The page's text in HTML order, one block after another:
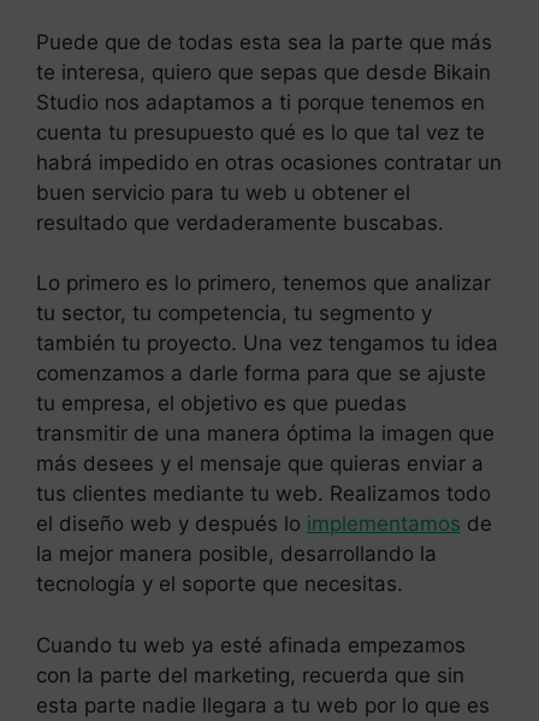
Puede que de todas esta sea la parte que más
te interesa, quiero que sepas que desde Bikain
Studio nos adaptamos a ti porque tenemos en
cuenta tu presupuesto qué es lo que tal vez te
habrá impedido en otras ocasiones contratar un
buen servicio para tu web u obtener el
resultado que verdaderamente buscabas.
Lo primero es lo primero, tenemos que analizar
tu sector, tu competencia, tu segmento y
también tu proyecto. Una vez tengamos tu idea
comenzamos a darle forma para que se ajuste
tu empresa, el objetivo es que puedas
transmitir de una manera óptima la imagen que
más desees y el mensaje que quieras enviar a
tus clientes mediante tu web. Realizamos todo
el diseño web y después lo implementamos de
la mejor manera posible, desarrollando la
tecnología y el soporte que necesitas.
Cuando tu web ya esté afinada empezamos
con la parte del marketing, recuerda que sin
esta parte nadie llegara a tu web por lo que es